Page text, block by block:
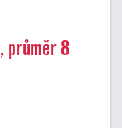
průměr 8